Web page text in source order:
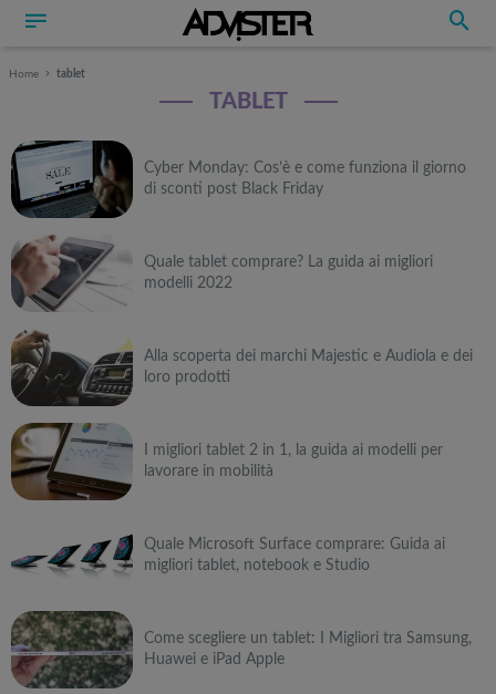
Home tablet
TABLET
Cyber Monday: Cos’è e come funziona il giorno
di sconti post Black Friday
Quale tablet comprare? La guida ai migliori
modelli 2022
Alla scoperta dei marchi Majestic e Audiola e dei
loro prodotti
I migliori tablet 2 in 1, la guida ai modelli per
lavorare in mobilità
Quale Microsoft Surface comprare: Guida ai
migliori tablet, notebook e Studio
Come scegliere un tablet: I Migliori tra Samsung,
Huawei e iPad Apple